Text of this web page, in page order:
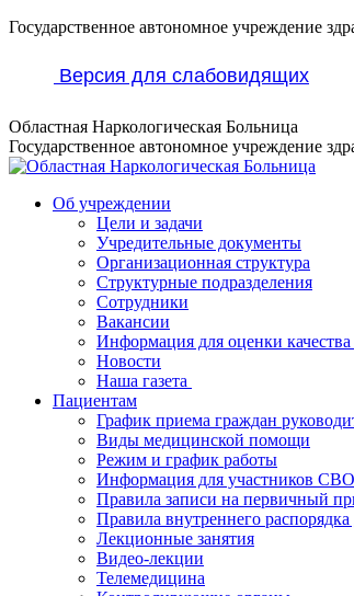
Перейти
содержанию
Государственное автономное учреждение
Версия для слабовидящих
Областная Наркологическая Больница
Государственное автономное учреждение
Об учреждении
Цели и задачи
Учредительные документы
Организационная структура
Структурные подразделения
Сотрудники
Вакансии
Информация для оценки качества
Новости
​​Наша газета
Пациентам
График приема граждан
Виды медицинской помощи
Режим и график работы
Информация для участников СВО
Правила записи на первичный
Правила внутреннего
Лекционные занятия
Видео-лекции
Телемедицина